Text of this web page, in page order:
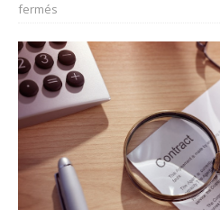
fermés